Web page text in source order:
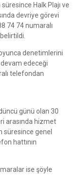
Halk Plajı ve
devriye görevi
74 74 numaralı
denetimlerini
edeceği
telefondan
günü olan 30
arasında hizmet
süresince genel
hattının
ise şöyle